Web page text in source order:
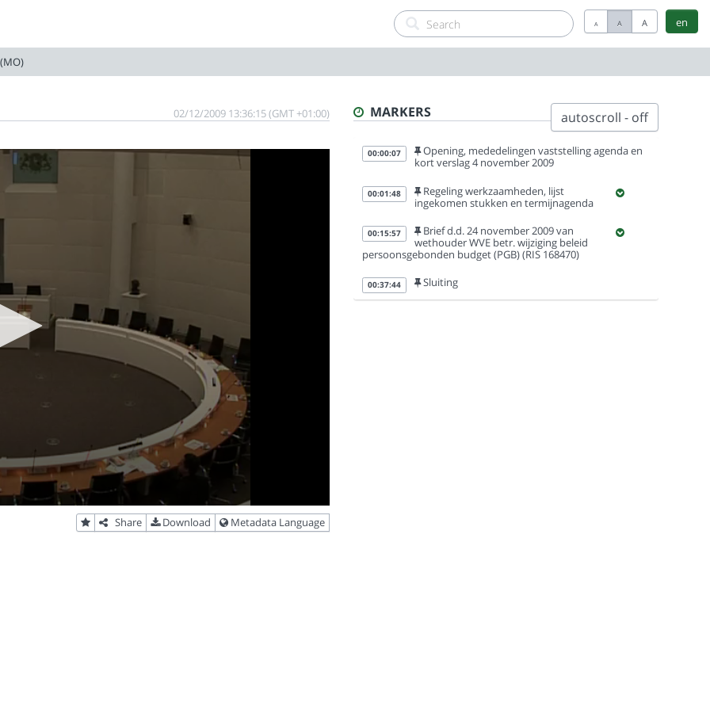
en
A A A
02/12/2009 13:36:15 (GMT +01:00)
Share Download Metadata Language
MARKERS autoscroll - off
00:00:07
Opening, mededelingen vaststelling agenda en
kort verslag 4 november 2009
00:01:48
Regeling werkzaamheden, lijst
ingekomen stukken en termijnagenda
00:15:57
Brief d.d. 24 november 2009 van
wethouder WVE betr. wijziging beleid
persoonsgebonden budget (PGB) (RIS 168470)
00:37:44 Sluiting